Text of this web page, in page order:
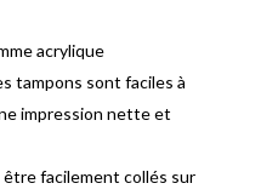
acrylique
tampons sont faciles à
impression nette et
facilement collés sur